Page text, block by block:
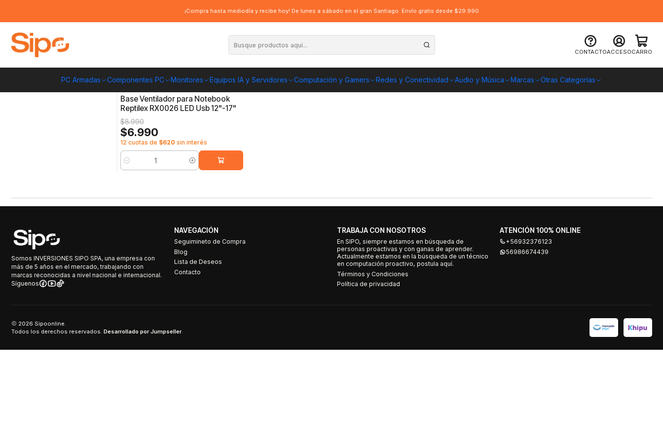
CONTACTOACCESOCARRO
PC Armadas Componentes PC Monitores Equipos IA y Servidores Computación y Gamers Redes y Conectividad Audio y Música Marcas Otras Categorías
¡Compra hasta mediodía y recibe hoy! De lunes a sábado en el gran Santiago. Envío gratis desde $29.990
Ventilador Notebook
-22%OFF
Base Ventilador para Notebook
Reptilex RX0026 LED Usb 12"-17"
$8.990
$6.990
12 cuotas de $620 sin interés
Cantidad
Somos INVERSIONES SIPO SPA, una empresa con
más de 5 años en el mercado, trabajando con
marcas reconocidas a nivel nacional e internacional.
Síguenos
NAVEGACIÓN
Seguimineto de Compra
Blog
Lista de Deseos
Contacto
TRABAJA CON NOSOTROS
En SIPO, siempre estamos en búsqueda de
personas proactivas y con ganas de aprender.
Actualmente estamos en la búsqueda de un técnico
en computación proactivo, postula aquí.
Términos y Condiciones
Política de privacidad
ATENCIÓN 100% ONLINE
+56932376123
56986674439
2026 Sipoonline.
Todos los derechos reservados. Desarrollado por Jumpseller.